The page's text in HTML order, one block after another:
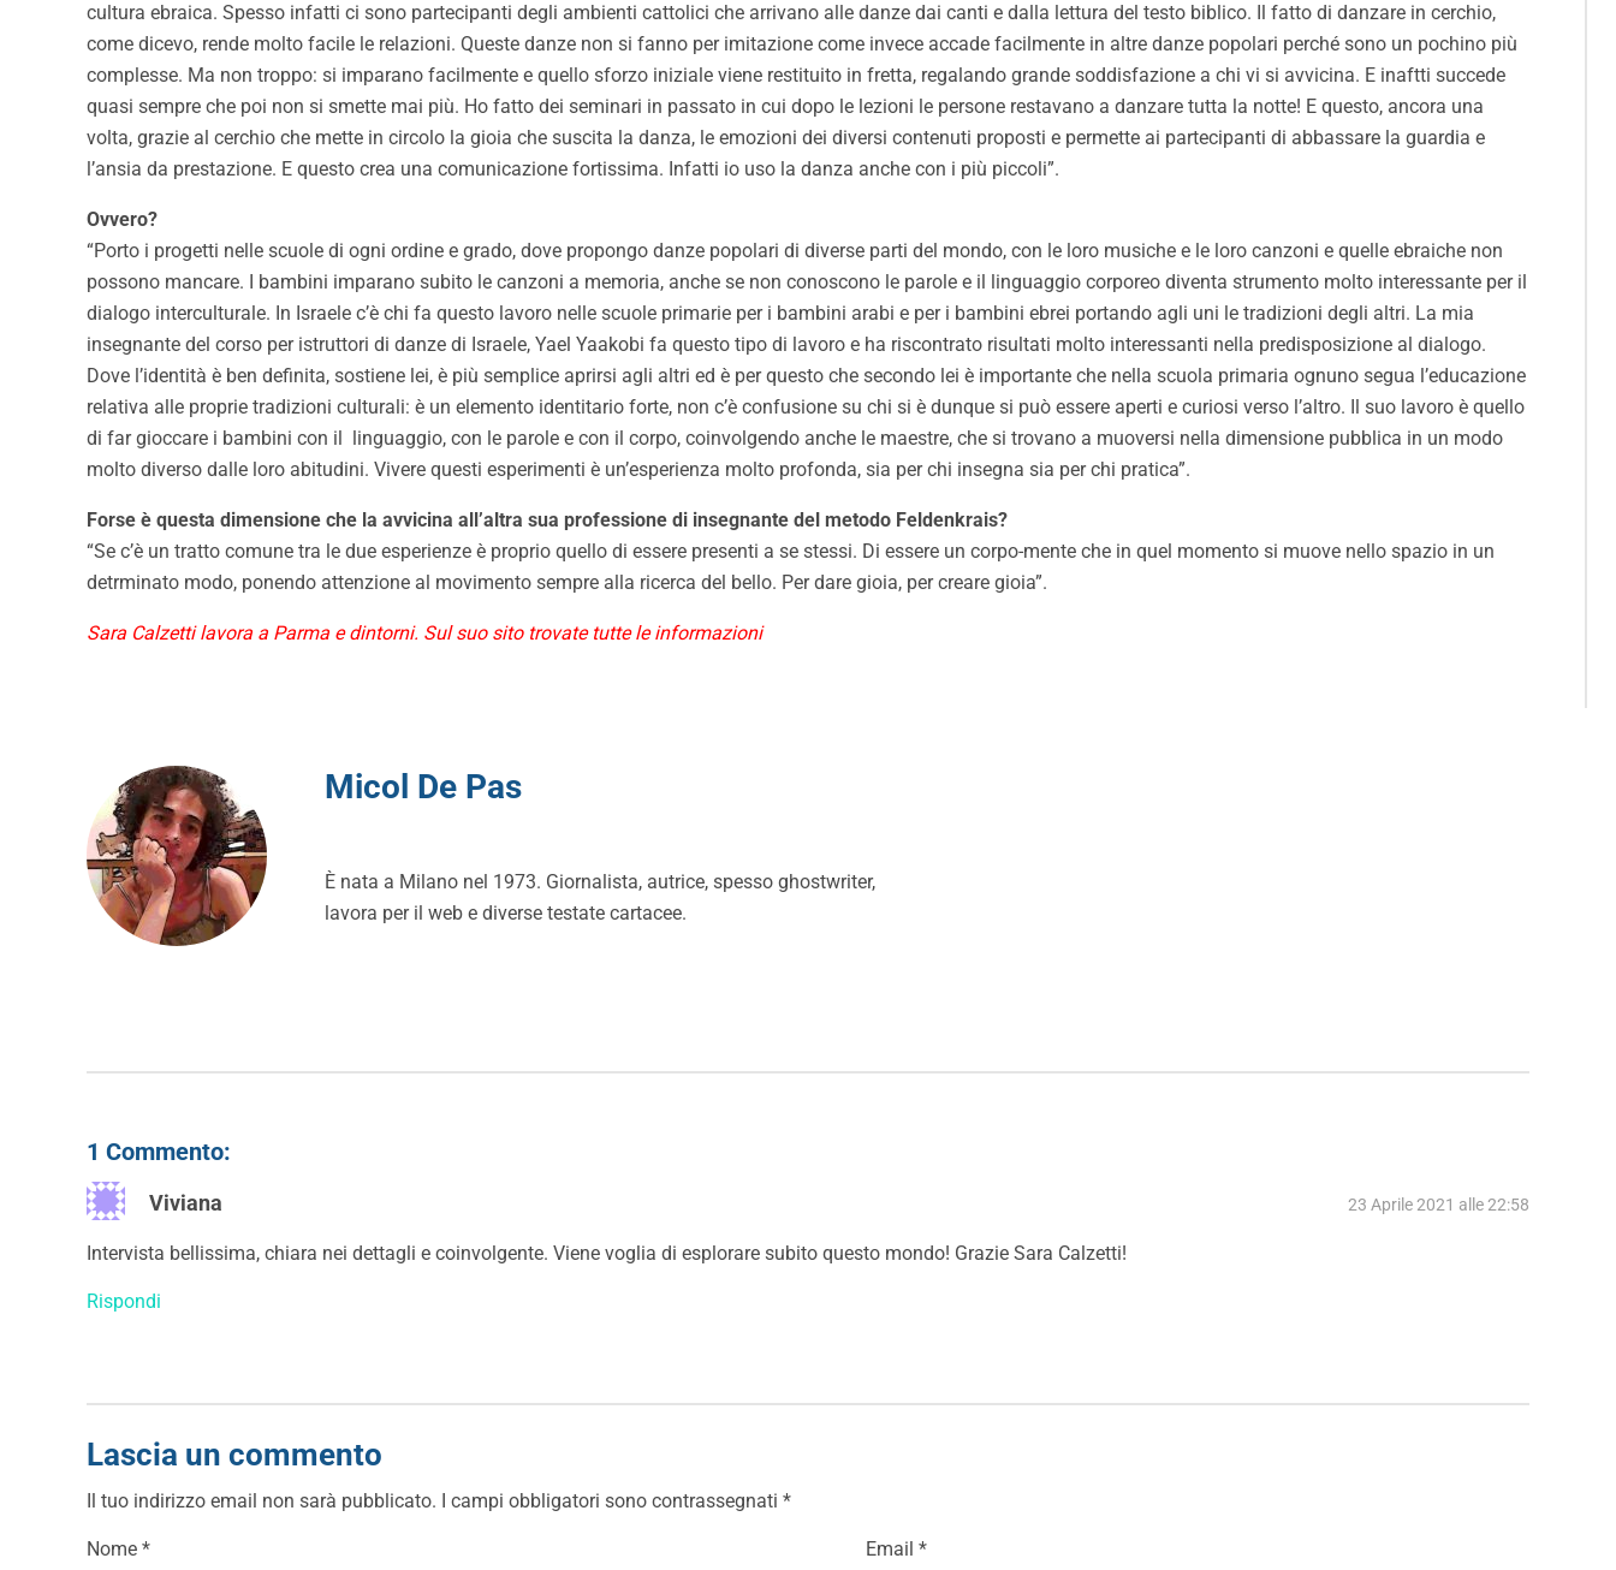
cultura ebraica. Spesso infatti ci sono partecipanti degli ambienti cattolici che arrivano alle danze dai canti e dalla lettura del testo biblico. Il fatto di danzare in cerchio,
come dicevo, rende molto facile le relazioni. Queste danze non si fanno per imitazione come invece accade facilmente in altre danze popolari perché sono un pochino più
complesse. Ma non troppo: si imparano facilmente e quello sforzo iniziale viene restituito in fretta, regalando grande soddisfazione a chi vi si avvicina. E inaftti succede
quasi sempre che poi non si smette mai più. Ho fatto dei seminari in passato in cui dopo le lezioni le persone restavano a danzare tutta la notte! E questo, ancora una
volta, grazie al cerchio che mette in circolo la gioia che suscita la danza, le emozioni dei diversi contenuti proposti e permette ai partecipanti di abbassare la guardia e
l’ansia da prestazione. E questo crea una comunicazione fortissima. Infatti io uso la danza anche con i più piccoli”.
Ovvero?
“Porto i progetti nelle scuole di ogni ordine e grado, dove propongo danze popolari di diverse parti del mondo, con le loro musiche e le loro canzoni e quelle ebraiche non
possono mancare. I bambini imparano subito le canzoni a memoria, anche se non conoscono le parole e il linguaggio corporeo diventa strumento molto interessante per il
dialogo interculturale. In Israele c’è chi fa questo lavoro nelle scuole primarie per i bambini arabi e per i bambini ebrei portando agli uni le tradizioni degli altri. La mia
insegnante del corso per istruttori di danze di Israele, Yael Yaakobi fa questo tipo di lavoro e ha riscontrato risultati molto interessanti nella predisposizione al dialogo.
Dove l’identità è ben definita, sostiene lei, è più semplice aprirsi agli altri ed è per questo che secondo lei è importante che nella scuola primaria ognuno segua l’educazione
relativa alle proprie tradizioni culturali: è un elemento identitario forte, non c’è confusione su chi si è dunque si può essere aperti e curiosi verso l’altro. Il suo lavoro è quello
di far gioccare i bambini con il linguaggio, con le parole e con il corpo, coinvolgendo anche le maestre, che si trovano a muoversi nella dimensione pubblica in un modo
molto diverso dalle loro abitudini. Vivere questi esperimenti è un’esperienza molto profonda, sia per chi insegna sia per chi pratica”.
Forse è questa dimensione che la avvicina all’altra sua professione di insegnante del metodo Feldenkrais?
“Se c’è un tratto comune tra le due esperienze è proprio quello di essere presenti a se stessi. Di essere un corpo-mente che in quel momento si muove nello spazio in un
detrminato modo, ponendo attenzione al movimento sempre alla ricerca del bello. Per dare gioia, per creare gioia”.
Sara Calzetti lavora a Parma e dintorni. Sul suo sito trovate tutte le informazioni
Micol De Pas
È nata a Milano nel 1973. Giornalista, autrice, spesso ghostwriter,
lavora per il web e diverse testate cartacee.
1 Commento:
Viviana 23 Aprile 2021 alle 22:58
Intervista bellissima, chiara nei dettagli e coinvolgente. Viene voglia di esplorare subito questo mondo! Grazie Sara Calzetti!
Rispondi
Lascia un commento
Il tuo indirizzo email non sarà pubblicato. I campi obbligatori sono contrassegnati *
Nome * Email *